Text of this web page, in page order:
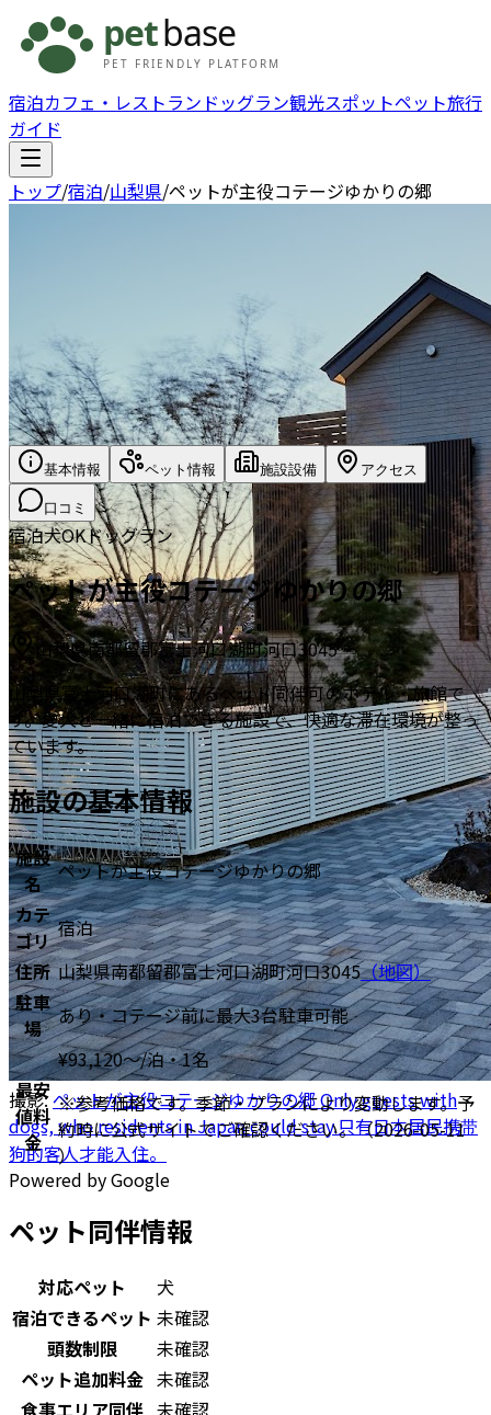
宿泊カフェ・レストラン ドッグラン観光スポットペット旅行
ガイド
トップ/宿泊/山梨県/ペットが主役コテージゆかりの郷
撮影:ペットが主役コテージゆかりの郷 Only guests with
dogs, who residents in Japan could stay.只有日本居民携带
狗的客人才能入住。
Powered by Google
基本情報 ペット情報 施設設備 アクセス
口コミ
宿泊犬OKドッグラン
ペットが主役コテージゆかりの郷
山梨県南都留郡富士河口湖町河口3045
山梨県富士河口湖町にあるペット同伴可のホテル・旅館で
す。愛犬と一緒に宿泊できる施設で、快適な滞在環境が整っ
ています。
施設の基本情報
施設
名
ペットが主役コテージゆかりの郷
カテ
ゴリ 宿泊
住所 山梨県南都留郡富士河口湖町河口3045（地図）
駐車
場
あり・コテージ前に最大3台駐車可能
最安
値料
金
¥93,120〜/泊・1名
※参考価格です。季節・プランにより変動します。予
約時に公式サイトでご確認ください。（2026-05-11
）
ペット同伴情報
対応ペット
犬
宿泊できるペット 未確認
頭数制限
未確認
ペット追加料金 未確認